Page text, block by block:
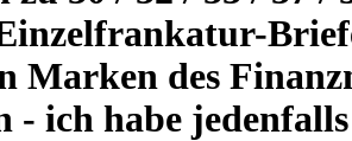
Marken des
- ich habe